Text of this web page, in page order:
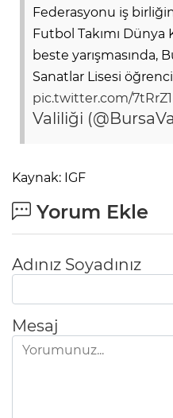
Federasyonu iş
Futbol Takımı Dünya
beste yarışmasında,
Sanatlar Lisesi
pic.twitter.com/
Valiliği
Kaynak: IGF
Yorum Ekle
Adınız Soyadınız
Mesaj